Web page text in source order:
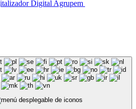
Digital Agrupem